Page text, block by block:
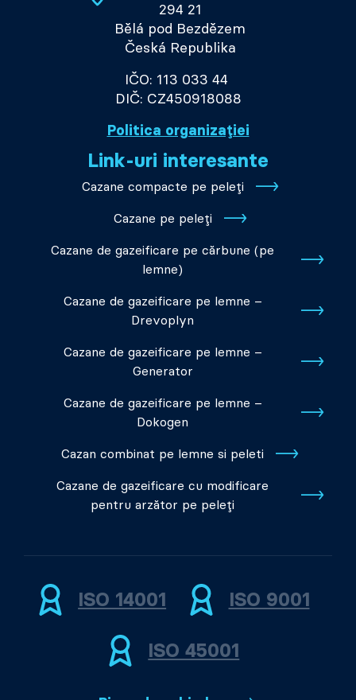
294 21
Bělá pod Bezdězem
Česká Republika
IČO: 113 033 44
DIČ: CZ450918088
Politica organizației
Link-uri interesante
Cazane compacte pe peleți
Cazane pe peleți
Cazane de gazeificare pe cărbune (pe
lemne)
Cazane de gazeificare pe lemne –
Drevoplyn
Cazane de gazeificare pe lemne –
Generator
Cazane de gazeificare pe lemne –
Dokogen
Cazan combinat pe lemne si peleti
Cazane de gazeificare cu modificare
pentru arzător pe peleți
ISO 14001 ISO 9001
ISO 45001